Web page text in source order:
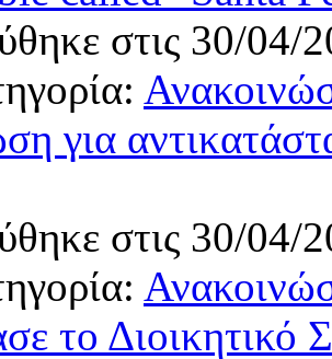
στις 30/04/
για
στις 30/04/
το Διοικητικό